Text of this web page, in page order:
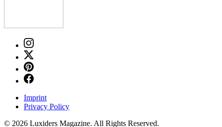
Imprint
Privacy Policy
© 2026 Luxiders Magazine. All Rights Reserved.